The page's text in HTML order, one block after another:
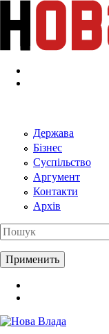
Перейти к основному
Держава
Бізнес
Суспільство
Аргумент
Контакти
Архів